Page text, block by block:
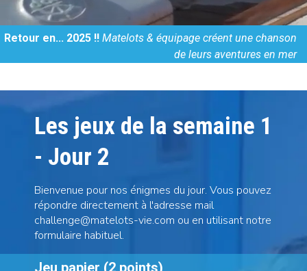
Retour en... 2025 !! Matelots & équipage créent une chanson
de leurs aventures en mer
Les jeux de la semaine 1
- Jour 2
Bienvenue pour nos énigmes du jour. Vous pouvez
répondre directement à l'adresse mail
challenge@matelots-vie.com ou en utilisant notre
formulaire habituel.
Jeu papier (2 points)